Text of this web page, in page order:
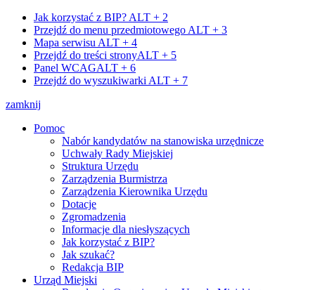
Jak korzystać z BIP? ALT + 2
Przejdź do menu przedmiotowego ALT + 3
Mapa serwisu ALT + 4
Przejdź do treści stronyALT + 5
Panel WCAGALT + 6
Przejdź do wyszukiwarki ALT + 7
zamknij
Pomoc
Nabór kandydatów na stanowiska urzędnicze
Uchwały Rady Miejskiej
Struktura Urzędu
Zarządzenia Burmistrza
Zarządzenia Kierownika Urzędu
Dotacje
Zgromadzenia
Informacje dla niesłyszących
Jak korzystać z BIP?
Jak szukać?
Redakcja BIP
Urząd Miejski